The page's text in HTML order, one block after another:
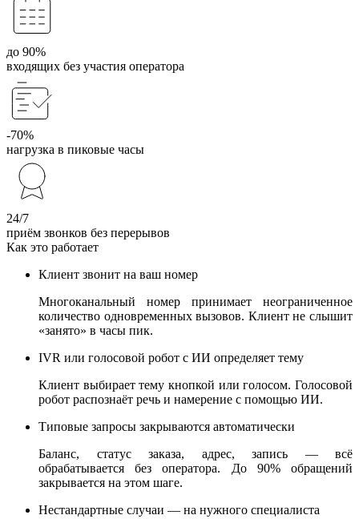
до 90%
входящих без участия оператора
-70%
нагрузка в пиковые часы
24/7
приём звонков без перерывов
Как это работает
Клиент звонит на ваш номер
Многоканальный номер принимает неограниченное
количество одновременных вызовов. Клиент не слышит
«занято» в часы пик.
IVR или голосовой робот с ИИ определяет тему
Клиент выбирает тему кнопкой или голосом. Голосовой
робот распознаёт речь и намерение с помощью ИИ.
Типовые запросы закрываются автоматически
Баланс, статус заказа, адрес, запись — всё
обрабатывается без оператора. До 90% обращений
закрывается на этом шаге.
Нестандартные случаи — на нужного специалиста